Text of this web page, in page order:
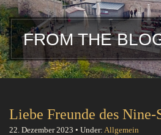
FROM THE
Liebe Freunde des
22. Dezember 2023 • Under: Allgemein